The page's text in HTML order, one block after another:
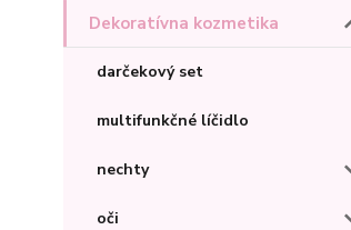
Dekoratívna kozmetika
darčekový set
multifunkčné líčidlo
nechty
oči